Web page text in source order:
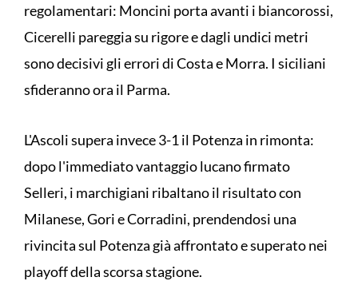
regolamentari: Moncini porta avanti i biancorossi,
Cicerelli pareggia su rigore e dagli undici metri
sono decisivi gli errori di Costa e Morra. I siciliani
sfideranno ora il Parma.
L'Ascoli supera invece 3-1 il Potenza in rimonta:
dopo l'immediato vantaggio lucano firmato
Selleri, i marchigiani ribaltano il risultato con
Milanese, Gori e Corradini, prendendosi una
rivincita sul Potenza già affrontato e superato nei
playoff della scorsa stagione.